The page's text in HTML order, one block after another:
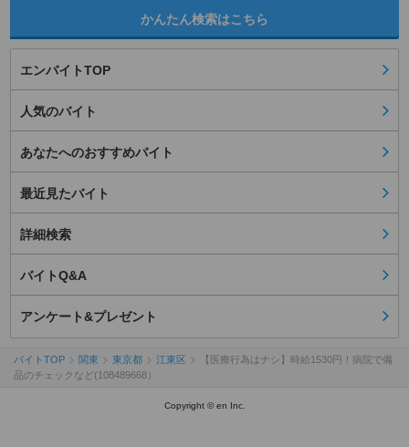
かんたん検索はこちら
エンバイトTOP
人気のバイト
あなたへのおすすめバイト
最近見たバイト
詳細検索
バイトQ&A
アンケート&プレゼント
バイトTOP 関東 東京都 江東区
【医療行為はナシ】時給1530円！病院で備
品のチェックなど(108489668）
Copyright © en Inc.